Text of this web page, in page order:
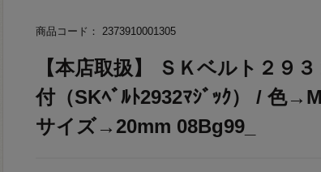
商品コード： 2373910001305
【本店取扱】 ＳＫベルト２９
付（SKﾍﾞﾙﾄ2932ﾏｼﾞｯｸ） / 色
サイズ→20mm 08Bg99_